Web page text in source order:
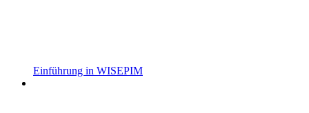
Einführung in WISEPIM